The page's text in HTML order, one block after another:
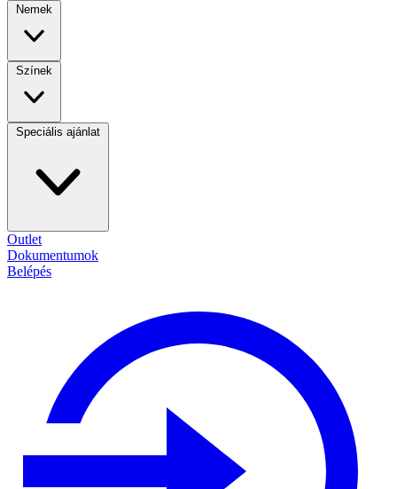
Nemek
Színek
Speciális ajánlat
Outlet
Dokumentumok
Belépés